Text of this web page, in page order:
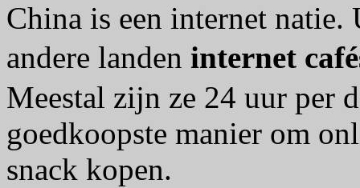
China is een internet
andere landen internet
Meestal zijn ze 24 uur per
goedkoopste manier om
snack kopen.